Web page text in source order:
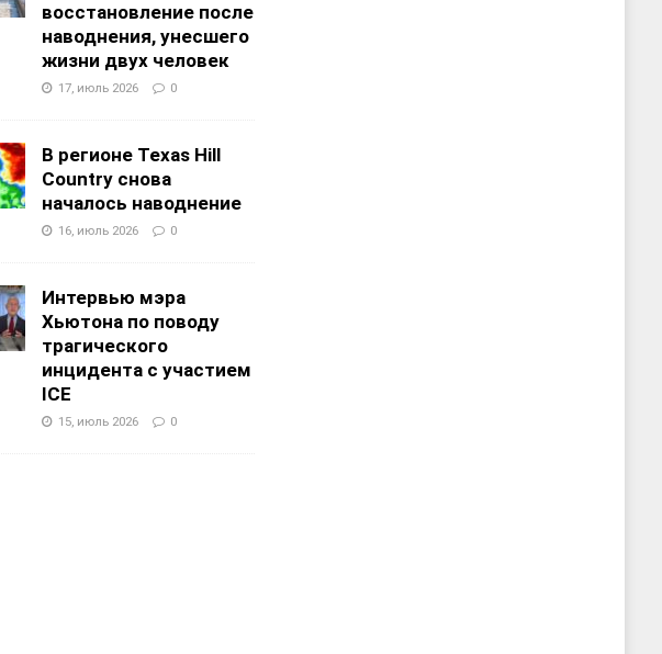
восстановление после
наводнения, унесшего
жизни двух человек
17, июль 2026 0
В регионе Texas Hill
Country снова
началось наводнение
16, июль 2026 0
Интервью мэра
Хьютона по поводу
трагического
инцидента с участием
ICE
15, июль 2026 0